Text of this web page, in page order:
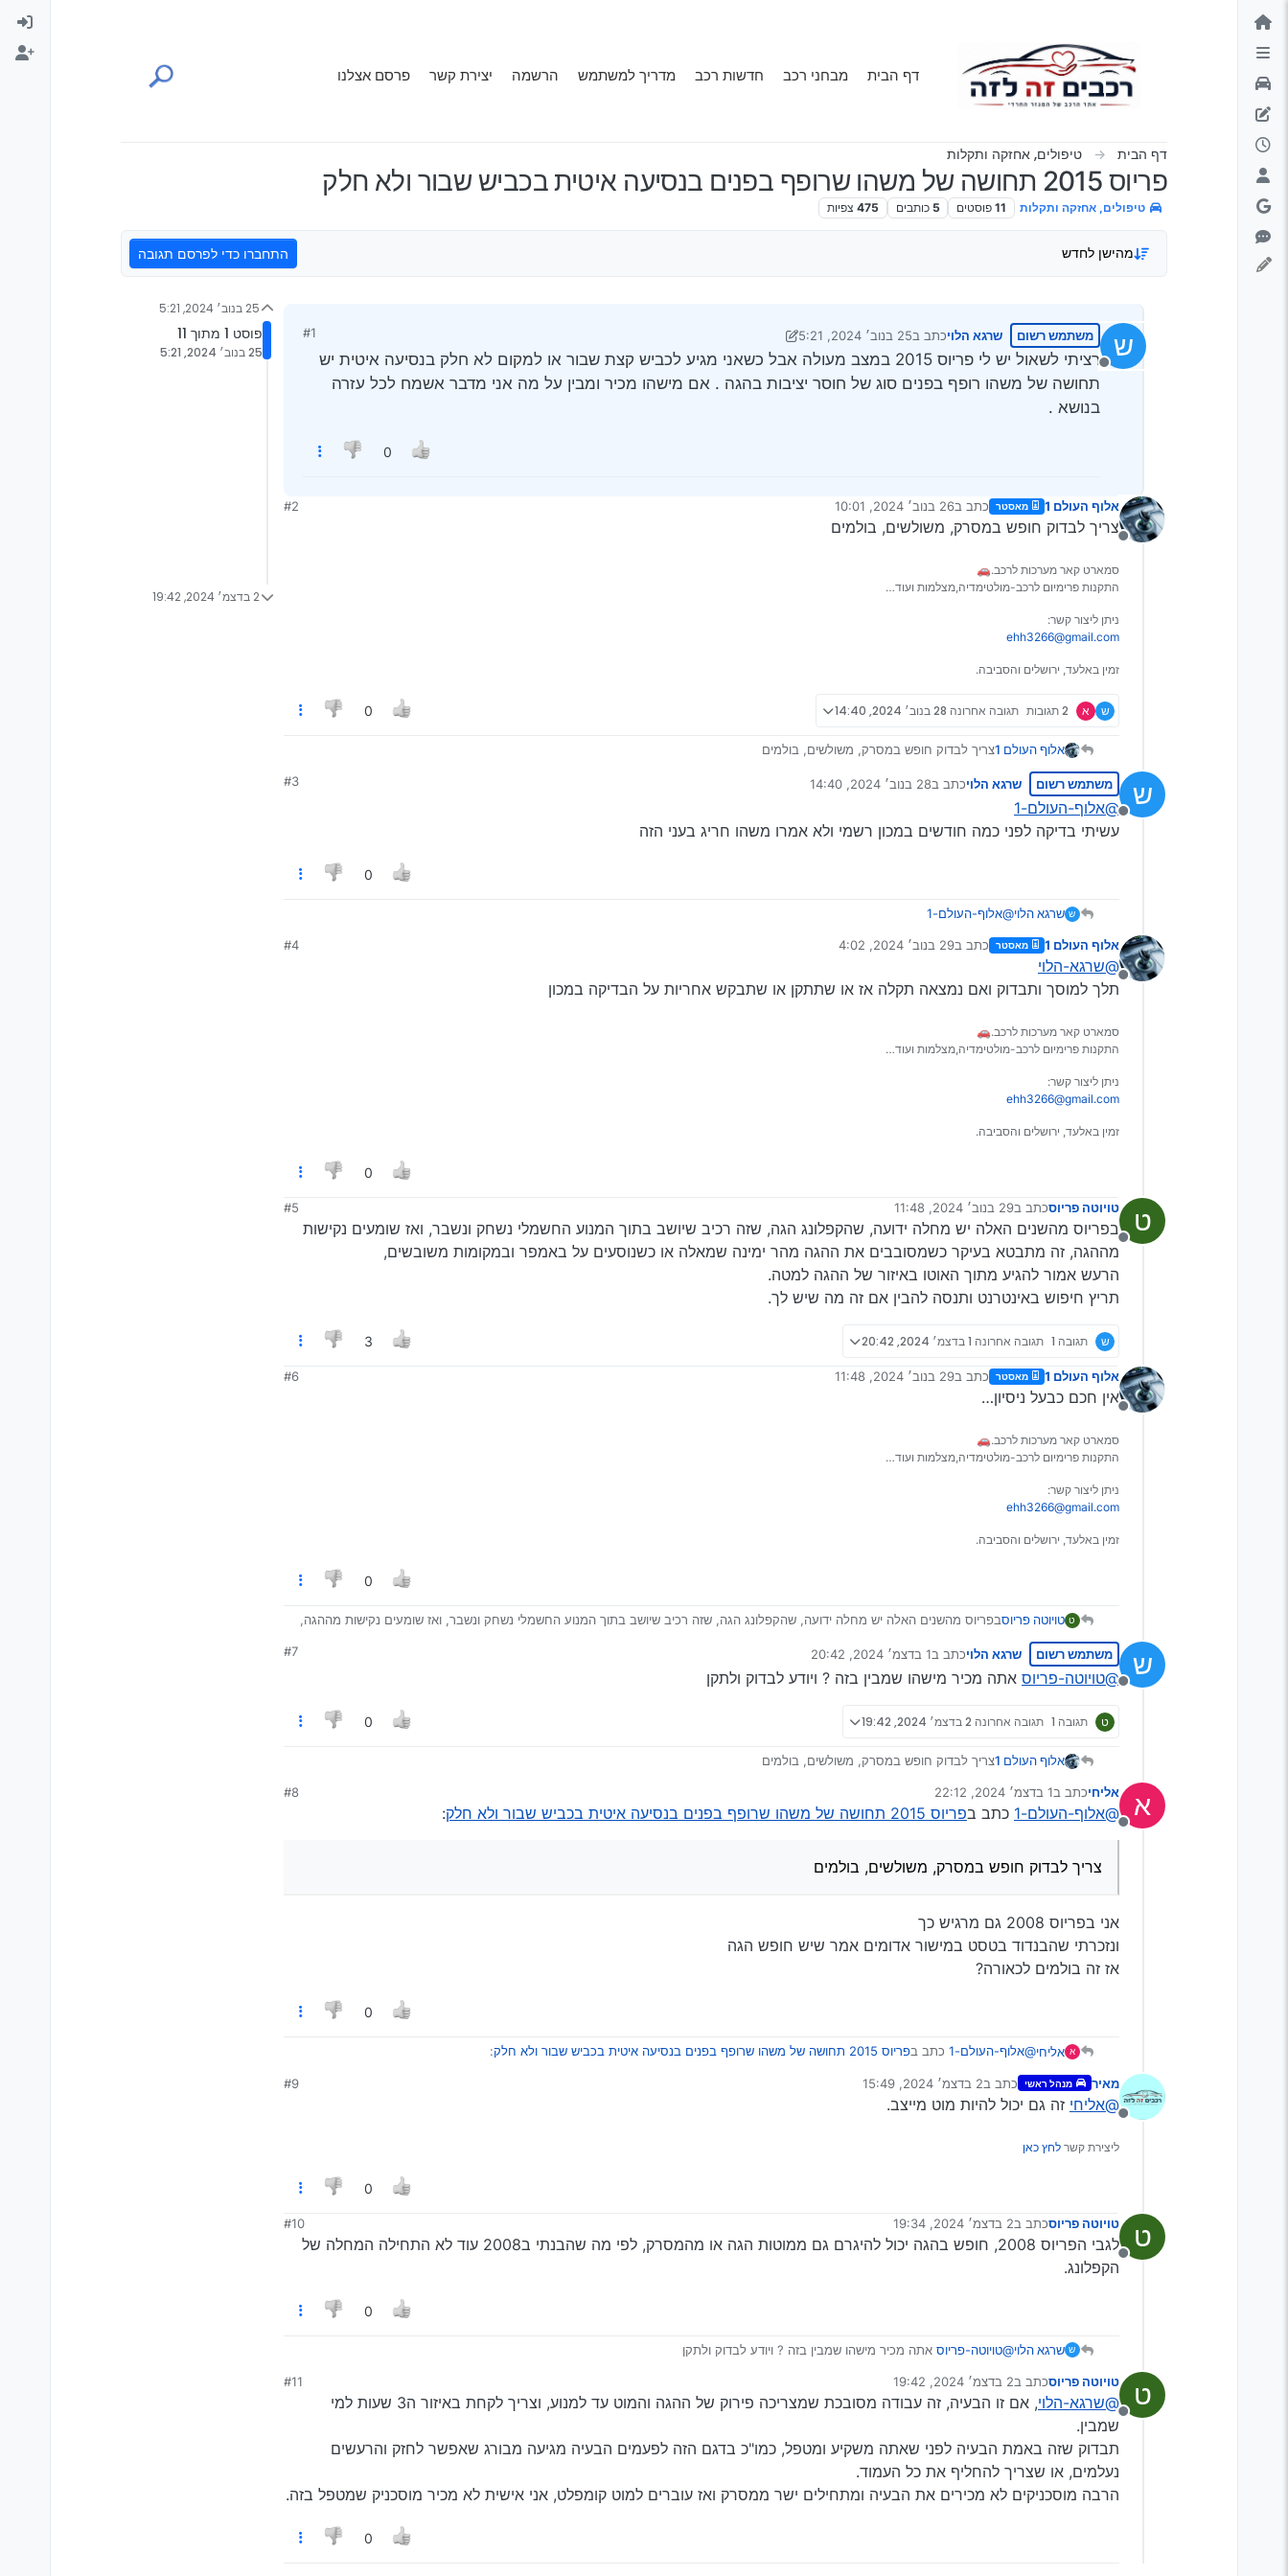
דילוג לתוכן
דף הבית מבחני רכב חדשות רכב מדריך למשתמש הרשמה יצירת קשר פרסם אצלנו
דף הבית טיפולים, אחזקה ותקלות
פריוס 2015 תחושה של משהו שרופף בפנים בנסיעה איטית בכביש שבור ולא חלק
טיפולים, אחזקה ותקלות 11 פוסטים 5 כותבים 475 צפיות
מהישן לחדש התחברו כדי לפרסם תגובה
ש
מנותק
משתמש רשום שרגא הלויכתב ב25 בנוב׳ 2024, 5:21
נערך לאחרונה על ידי Klonimoos
#1
רציתי לשאול יש לי פריוס 2015 במצב מעולה אבל כשאני מגיע לכביש קצת שבור או למקום לא חלק בנסיעה איטית יש
תחושה של משהו רופף בפנים סוג של חוסר יציבות בהגה . אם מישהו מכיר ומבין על מה אני מדבר אשמח לכל עזרה
בנושא .
0
מנותק
אלוף העולם 1 מאסטר כתב ב26 בנוב׳ 2024, 10:01
נערך לאחרונה על ידי
#2
צריך לבדוק חופש במסרק, משולשים, בולמים
סמארט קאר מערכות לרכב.🚗
התקנות פרימיום לרכב-מולטימדיה,מצלמות ועוד…
ניתן ליצור קשר:
ehh3266@gmail.com
זמין באלעד, ירושלים והסביבה.
ש א 2 תגובות תגובה אחרונה 28 בנוב׳ 2024, 14:40 0
אלוף העולם 1 צריך לבדוק חופש במסרק, משולשים, בולמים
ש
מנותק
משתמש רשום שרגא הלויכתב ב28 בנוב׳ 2024, 14:40
נערך לאחרונה על ידי
#3
@אלוף-העולם-1
עשיתי בדיקה לפני כמה חודשים במכון רשמי ולא אמרו משהו חריג בעני הזה
0
ש שרגא הלוי@אלוף-העולם-1
מנותק
אלוף העולם 1 מאסטר כתב ב29 בנוב׳ 2024, 4:02
נערך לאחרונה על ידי
#4
@שרגא-הלוי
תלך למוסך ותבדוק ואם נמצאה תקלה אז או שתתקן או שתבקש אחריות על הבדיקה במכון
סמארט קאר מערכות לרכב.🚗
התקנות פרימיום לרכב-מולטימדיה,מצלמות ועוד…
ניתן ליצור קשר:
ehh3266@gmail.com
זמין באלעד, ירושלים והסביבה.
0
ט
מנותק
טויוטה פריוסכתב ב29 בנוב׳ 2024, 11:48
נערך לאחרונה על ידי
#5
בפריוס מהשנים האלה יש מחלה ידועה, שהקפלונג הגה, שזה רכיב שיושב בתוך המנוע החשמלי נשחק ונשבר, ואז שומעים נקישות
מההגה, זה מתבטא בעיקר כשמסובבים את ההגה מהר ימינה שמאלה או כשנוסעים על באמפר ובמקומות משובשים,
הרעש אמור להגיע מתוך האוטו באיזור של ההגה למטה.
תריץ חיפוש באינטרנט ותנסה להבין אם זה מה שיש לך.
ש תגובה 1 תגובה אחרונה 1 בדצמ׳ 2024, 20:42 3
מנותק
אלוף העולם 1 מאסטר כתב ב29 בנוב׳ 2024, 11:48
נערך לאחרונה על ידי
#6
אין חכם כבעל ניסיון…
סמארט קאר מערכות לרכב.🚗
התקנות פרימיום לרכב-מולטימדיה,מצלמות ועוד…
ניתן ליצור קשר:
ehh3266@gmail.com
זמין באלעד, ירושלים והסביבה.
0
ט טויוטה פריוסבפריוס מהשנים האלה יש מחלה ידועה, שהקפלונג הגה, שזה רכיב שיושב בתוך המנוע החשמלי נשחק ונשבר, ואז שומעים נקישות מההגה,
הרעש אמור להגיע מתוך האוטו באיזור של ההגה למטה.
תריץ חיפוש באינטרנט ותנסה להבין אם זה מה שיש לך.
ש
מנותק
משתמש רשום שרגא הלויכתב ב1 בדצמ׳ 2024, 20:42
נערך לאחרונה על ידי
#7
@טויוטה-פריוס אתה מכיר מישהו שמבין בזה ? ויודע לבדוק ולתקן
ט תגובה 1 תגובה אחרונה 2 בדצמ׳ 2024, 19:42 0
אלוף העולם 1 צריך לבדוק חופש במסרק, משולשים, בולמים
א
מנותק
אליחיכתב ב1 בדצמ׳ 2024, 22:12
נערך לאחרונה על ידי
#8
@אלוף-העולם-1 כתב בפריוס 2015 תחושה של משהו שרופף בפנים בנסיעה איטית בכביש שבור ולא חלק :
צריך לבדוק חופש במסרק, משולשים, בולמים
אני בפריוס 2008 גם מרגיש כך
ונזכרתי שהבנדוד בטסט במישור אדומים אמר שיש חופש הגה
אז זה בולמים לכאורה?
0
א אליחי@אלוף-העולם-1 כתב בפריוס 2015 תחושה של משהו שרופף בפנים בנסיעה איטית בכביש שבור ולא חלק :
צריך לבדוק חופש במסרק, משולשים, בולמים
אני בפריוס 2008 גם מרגיש כך
מנותק
מאיר מנהל ראשי כתב ב2 בדצמ׳ 2024, 15:49
נערך לאחרונה על ידי
#9
@אליחי זה גם יכול להיות מוט מייצב.
ליצירת קשר לחץ כאן
0
ט
מנותק
טויוטה פריוסכתב ב2 בדצמ׳ 2024, 19:34
נערך לאחרונה על ידי
#10
לגבי הפריוס 2008, חופש בהגה יכול להיגרם גם ממוטות הגה או מהמסרק, לפי מה שהבנתי ב2008 עוד לא התחילה המחלה של
הקפלונג.
0
ש שרגא הלוי@טויוטה-פריוס אתה מכיר מישהו שמבין בזה ? ויודע לבדוק ולתקן
ט
מנותק
טויוטה פריוסכתב ב2 בדצמ׳ 2024, 19:42
נערך לאחרונה על ידי
#11
@שרגא-הלוי
, אם זו הבעיה, זה עבודה מסובכת שמצריכה פירוק של ההגה והמוט עד למנוע, וצריך לקחת באיזור ה3 שעות למי
שמבין.
תבדוק שזה באמת הבעיה לפני שאתה משקיע ומטפל, כמו"כ בדגם הזה לפעמים הבעיה מגיעה מבורג שאפשר לחזק והרעשים
נעלמים, או שצריך להחליף את כל העמוד.
הרבה מוסכניקים לא מכירים את הבעיה ומתחילים ישר ממסרק ואז עוברים למוט קומפלט, אני אישית לא מכיר מוסכניק שמטפל בזה.
0
25 בנוב׳ 2024, 5:21
פוסט 1 מתוך 11
25 בנוב׳ 2024, 5:21
2 בדצמ׳ 2024, 19:42